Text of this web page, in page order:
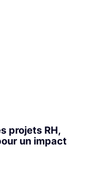
projets RH,
un impact